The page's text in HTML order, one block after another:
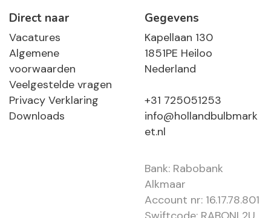
Direct naar
Vacatures
Algemene
voorwaarden
Veelgestelde vragen
Privacy Verklaring
Downloads
Gegevens
Kapellaan 130
1851PE Heiloo
Nederland
+31 725051253
info@hollandbulbmark
et.nl
Bank: Rabobank
Alkmaar
Account nr: 16.17.78.801